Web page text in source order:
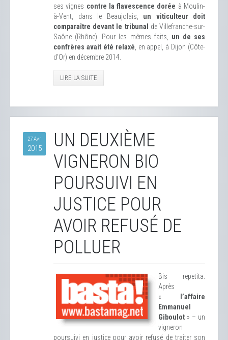
ses vignes contre la flavescence dorée à Moulin-
à-Vent, dans le Beaujolais, un viticulteur doit
comparaître devant le tribunal
de Villefranche-sur-
Saône (Rhône). Pour les mêmes faits, un de ses
confrères avait été relaxé , en appel, à Dijon (Côte-
d'Or) en décembre 2014.
LIRE LA SUITE
27 Avr
2015
UN DEUXIÈME
VIGNERON BIO
POURSUIVI EN
JUSTICE POUR
AVOIR REFUSÉ DE
POLLUER
Bis repetita.
Après
«
l’affaire
Emmanuel
Giboulot » – un
vigneron
poursuivi en justice pour avoir refusé de traiter son